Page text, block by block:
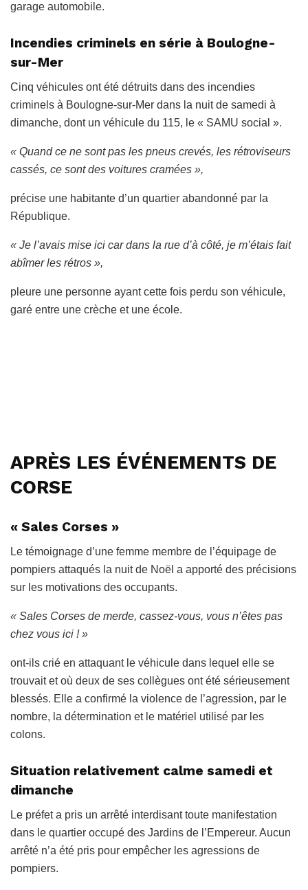
garage automobile.
Incendies criminels en série à Boulogne-
sur-Mer
Cinq véhicules ont été détruits dans des incendies
criminels à Boulogne-sur-Mer dans la nuit de samedi à
dimanche, dont un véhicule du 115, le « SAMU social ».
« Quand ce ne sont pas les pneus crevés, les rétroviseurs
cassés, ce sont des voitures cramées »,
précise une habitante d’un quartier abandonné par la
République.
« Je l’avais mise ici car dans la rue d’à côté, je m’étais fait
abîmer les rétros »,
​​pleure une personne ayant cette fois perdu son véhicule,
garé entre une crèche et une école.
APRÈS LES ÉVÉNEMENTS DE
CORSE
« Sales Corses »
Le témoignage d’une femme membre de l’équipage de
pompiers attaqués la nuit de Noël a apporté des précisions
sur les motivations des occupants.
« Sales Corses de merde, cassez-vous, vous n’êtes pas
chez vous ici ! »
ont-ils crié en attaquant le véhicule dans lequel elle se
trouvait et où deux de ses collègues ont été sérieusement
blessés. Elle a confirmé la violence de l’agression, par le
nombre, la détermination et le matériel utilisé par les
colons.
Situation relativement calme samedi et
dimanche
Le préfet a pris un arrêté interdisant toute manifestation
dans le quartier occupé des Jardins de l’Empereur. Aucun
arrêté n’a été pris pour empêcher les agressions de
pompiers.